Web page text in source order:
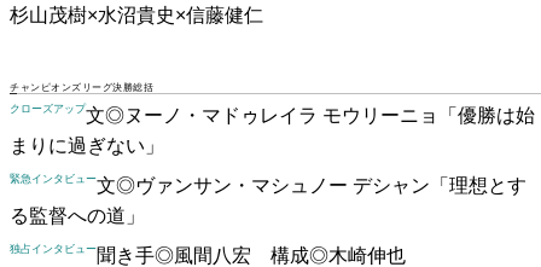
杉山茂樹×水沼貴史×信藤健仁
チャンピオンズリーグ決勝総括
クローズアップ文◎ヌーノ・マドゥレイラ モウリーニョ
「優勝は始
まりに過ぎない」
緊急インタビュー文◎ヴァンサン・マシュノー デシャン 「理想とす
る監督への道」
独占インタビュー聞き手◎風間八宏 構成◎木崎伸也